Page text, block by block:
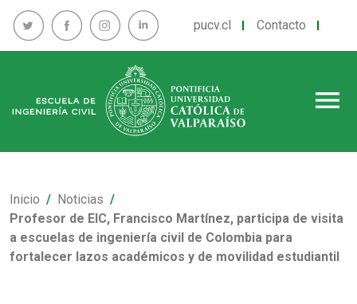
pucv.cl Contacto
menu
Inicio
Noticias
Profesor de EIC, Francisco Martínez, participa de visita
a escuelas de ingeniería civil de Colombia para
fortalecer lazos académicos y de movilidad estudiantil